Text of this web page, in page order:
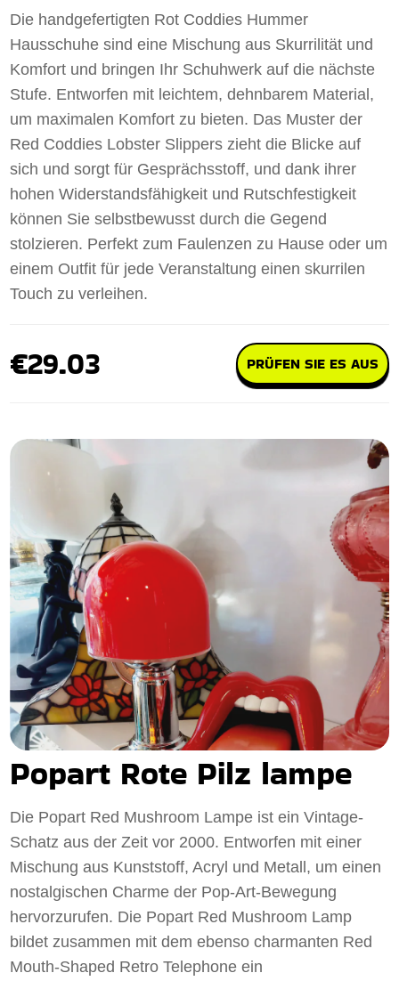
Die handgefertigten Rot Coddies Hummer
Hausschuhe sind eine Mischung aus Skurrilität und
Komfort und bringen Ihr Schuhwerk auf die nächste
Stufe. Entworfen mit leichtem, dehnbarem Material,
um maximalen Komfort zu bieten. Das Muster der
Red Coddies Lobster Slippers zieht die Blicke auf
sich und sorgt für Gesprächsstoff, und dank ihrer
hohen Widerstandsfähigkeit und Rutschfestigkeit
können Sie selbstbewusst durch die Gegend
stolzieren. Perfekt zum Faulenzen zu Hause oder um
einem Outfit für jede Veranstaltung einen skurrilen
Touch zu verleihen.
€29.03 PRÜFEN SIE ES AUS
Popart Rote Pilz lampe
Die Popart Red Mushroom Lampe ist ein Vintage-
Schatz aus der Zeit vor 2000. Entworfen mit einer
Mischung aus Kunststoff, Acryl und Metall, um einen
nostalgischen Charme der Pop-Art-Bewegung
hervorzurufen. Die Popart Red Mushroom Lamp
bildet zusammen mit dem ebenso charmanten Red
Mouth-Shaped Retro Telephone ein